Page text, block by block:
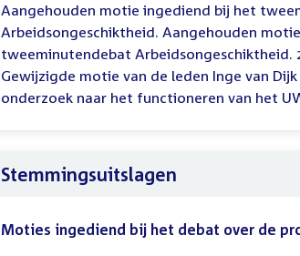
Aangehouden motie ingediend bij het
Arbeidsongeschiktheid. Aangehouden
tweeminutendebat Arbeidsongeschiktheid.
Gewijzigde motie van de leden Inge van
onderzoek naar het functioneren van het
Stemmingsuitslagen
Moties ingediend bij het debat over de